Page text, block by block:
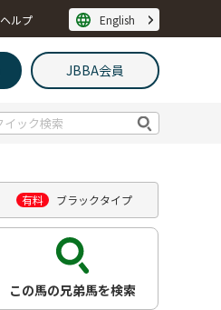
ヘルプ English
JBBA会員
有料 ブラックタイプ
この馬の兄弟馬を検索